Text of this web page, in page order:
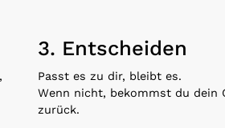
3. Entscheiden
Passt es zu dir, bleibt es.
Wenn nicht, bekommst du dein
zurück.